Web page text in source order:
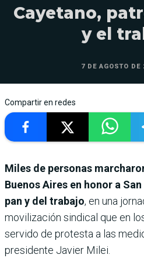
Cayetano,
y el
7 DE AGOSTO DE
Compartir en redes
Miles de personas
Buenos Aires en honor a
pan y del trabajo, en una
movilización sindical que en
servido de protesta a las
presidente Javier Milei.